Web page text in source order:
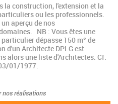
la construction, l'extension et la
ou les professionnels.
aperçu de nos
NB : Vous êtes une
dépasse 150 m² de
d'un Architecte DPLG est
alors une liste d'Architectes. Cf.
01/1977.
nos réalisations